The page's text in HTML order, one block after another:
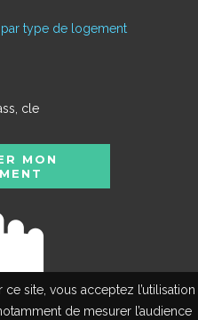
site, vous acceptez l’utilisation
de mesurer l’audience
type de logement
cle
MON